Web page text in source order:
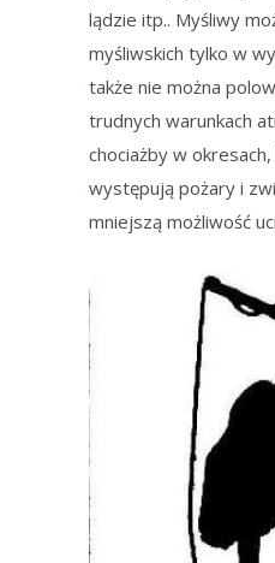
lądzie itp.. Myśliwy
myśliwskich tylko w
także nie można
trudnych warunkach
chociażby w
występują pożary i
mniejszą możliwość